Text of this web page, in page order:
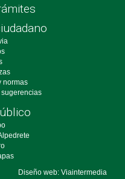
normas
Diseño web: Viaintermedia